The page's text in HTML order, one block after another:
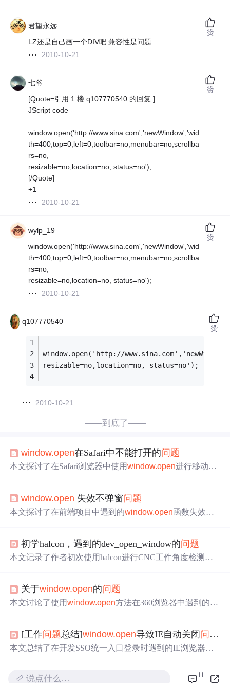
君望永远
LZ还是自己画一个DIV吧 兼容性是问题
2010-10-21
赞
七爷
[Quote=引用 1 楼 q107770540 的回复:]
JScript code
window.open('http://www.sina.com','newWindow','wid
th=400,top=0,left=0,toolbar=no,menubar=no,scrollba
rs=no,
resizable=no,location=no, status=no');
[/Quote]
+1
2010-10-21
赞
wylp_19
window.open('http://www.sina.com','newWindow','wid
th=400,top=0,left=0,toolbar=no,menubar=no,scrollba
rs=no,
resizable=no,location=no, status=no');
2010-10-21
赞
q107770540
window.open('http://
resizable=no,location=no, status=no');
2010-10-21
赞
——到底了——
window.open在Safari中不能打开的问题
本文探讨了在Safari浏览器中使用window.open进行移动支
了四种解决方法，包括使用window.location.replace(),调整系
统设置,生成链接让用户点击,以及预开空窗口再设置locatio
window.open 失效不弹窗问题
本文探讨了在前端项目中遇到的window.open函数失效不
击事件）中，以避免被浏览器自动拦截。最终成功实现手
动点击触发时能够正常弹窗。
初学halcon，遇到的dev_open_window的问题
本文记录了作者初次使用halcon进行CNC工件角度检测时
不匹配导致图像显示异常。通过将dev_open_window函数
改为dev_open_window_fit_size，成功解决了图像匹配问题
关于window.open的问题
本文讨论了使用window.open方法在360浏览器中遇到的问
[工作问题总结]window.open导致IE自动关闭 问题
本文总结了在开发SSO统一入口登录时遇到的IE浏览器自
ow.open，解决了IE浏览器关闭
说点什么… 11